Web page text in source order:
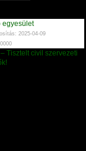
egyesület
2025-04-09
Tisztelt civil szervezeti